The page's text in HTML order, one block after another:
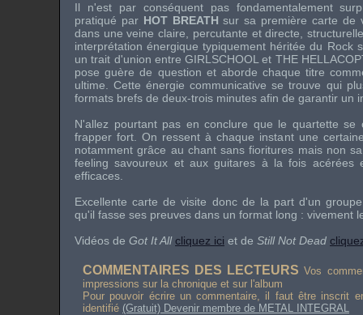
Il n'est par conséquent pas fondamentalement
pratiqué par HOT BREATH sur sa première carte de
dans une veine claire, percutante et directe,
interprétation énergique typiquement héritée du Rock
un trait d'union entreGIRLSCHOOLet THE
pose guère de question et aborde chaque titre
ultime. Cette énergie communicative se trouve qui
formats brefs de deux-trois minutes afin de garantir un
N'allez pourtant pas en conclure que le quartette
frapper fort. On ressent à chaque instant une
notamment grâce au chant sans fioritures mais non
feeling savoureux et aux guitares à la fois acérées
efficaces.
Excellente carte de visite donc de la part d'un
qu'il fasse ses preuves dans un format long : vivement
Vidéos de Got It All cliquez ici et de Still Not Dead
COMMENTAIRES DES LECTEURS Vos
impressions sur la chronique et sur l'album
Pour pouvoir écrire un commentaire, il faut être inscrit
identifié (Gratuit) Devenir membre de METAL INTEGRAL